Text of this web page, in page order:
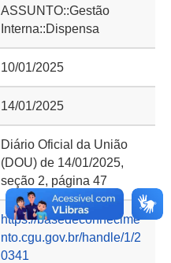
ASSUNTO::Gestão
Interna::Dispensa
10/01/2025
14/01/2025
Diário Oficial da União
(DOU) de 14/01/2025,
seção 2, página 47
https://basedeconhecime
nto.cgu.gov.br/handle/1/2
0341